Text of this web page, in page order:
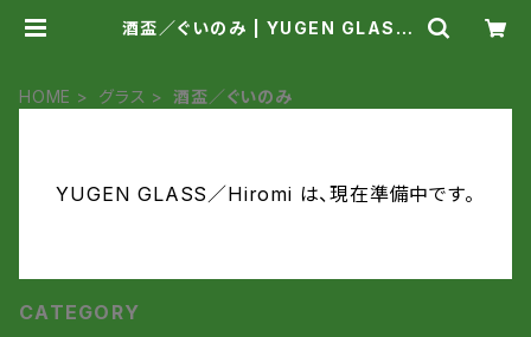
酒盃／ぐいのみ | YUGEN GLASS
HOME グラス 酒盃／ぐいのみ
YUGEN GLASS／Hiromi は、現在準備中です。
CATEGORY